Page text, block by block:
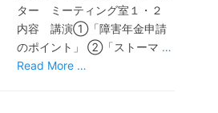
ター ミーティング室１・２
内容 講演①「障害年金申請
のポイント」 ②「ストーマ …
Read More …